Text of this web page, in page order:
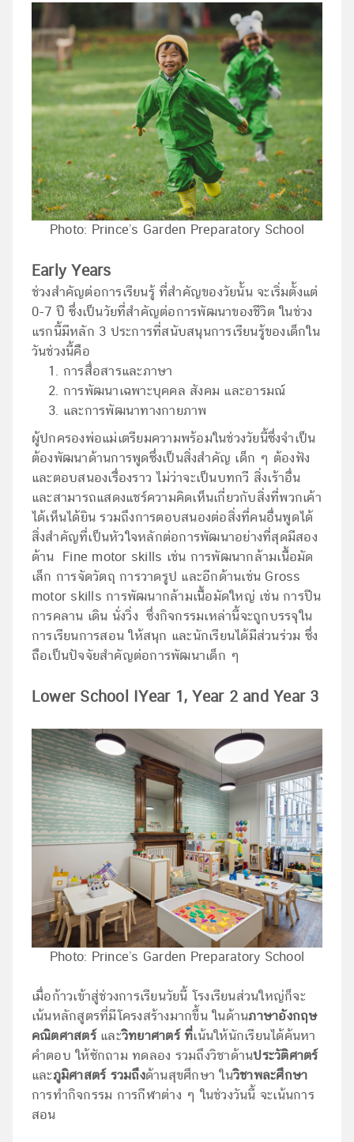
Photo: Prince’s Garden Preparatory School
Early Years
ช่วงสำคัญต่อการเรียนรู้ ที่สำคัญของวัยนั้น จะเริ่มตั้งแต่
0-7 ปี ซึ่งเป็นวัยที่สำคัญต่อการพัฒนาของชีวิต ในช่วง
แรกนี้มีหลัก 3 ประการที่สนับสนุนการเรียนรู้ของเด็กใน
วันช่วงนี้คือ
การสื่อสารและภาษา
การพัฒนาเฉพาะบุคคล สังคม และอารมณ์
และการพัฒนาทางกายภาพ
ผู้ปกครองพ่อแม่เตรียมความพร้อมในช่วงวัยนี้ซึ่งจำเป็น
ต้องพัฒนาด้านการพูดซึ่งเป็นสิ่งสำคัญ เด็ก ๆ ต้องฟัง
และตอบสนองเรื่องราว ไม่ว่าจะเป็นบทกวี สิ่งเร้าอื่น
และสามารถแสดงแชร์ความคิดเห็นเกี่ยวกับสิ่งที่พวกเค้า
ได้เห็นได้ยิน รวมถึงการตอบสนองต่อสิ่งที่คนอื่นพูดได้
สิ่งสำคัญที่เป็นหัวใจหลักต่อการพัฒนาอย่างที่สุดมีสอง
ด้าน Fine motor skills เช่น การพัฒนากล้ามเนื้อมัด
เล็ก การจัดวัตถุ การวาดรูป และอีกด้านเช่น Gross
motor skills การพัฒนากล้ามเนื้อมัดใหญ่ เช่น การปีน
การคลาน เดิน นั่งวิ่ง ซึ่งกิจกรรมเหล่านี้จะถูกบรรจุใน
การเรียนการสอน ให้สนุก และนักเรียนได้มีส่วนร่วม ซึ่ง
ถือเป็นปัจจัยสำคัญต่อการพัฒนาเด็ก ๆ
Lower School I Year 1, Year 2 and Year 3
Photo: Prince’s Garden Preparatory School
เมื่อก้าวเข้าสู่ช่วงการเรียนวัยนี้ โรงเรียนส่วนใหญ่ก็จะ
เน้นหลักสูตรที่มีโครงสร้างมากขึ้น ในด้านภาษาอังกฤษ
คณิตศาสตร์ และวิทยาศาตร์ ที่เน้นให้นักเรียนได้ค้นหา
คำตอบ ให้ซักถาม ทดลอง รวมถึงวิชาด้านประวัติศาตร์
และภูมิศาสตร์ รวมถึงด้านสุขศึกษา ในวิชาพละศึกษา
การทำกิจกรรม การกีฬาต่าง ๆ ในช่วงวันนี้ จะเน้นการ
สอน